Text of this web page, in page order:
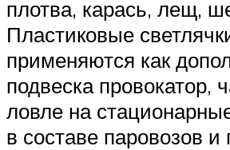
плотва, карась, лещ,
Пластиковые
применяются как
подвеска провокатор,
ловле на
в составе паровозов и